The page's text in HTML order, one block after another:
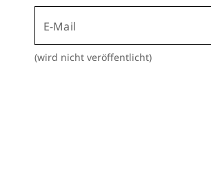
E-Mail
(wird nicht veröffentlicht)